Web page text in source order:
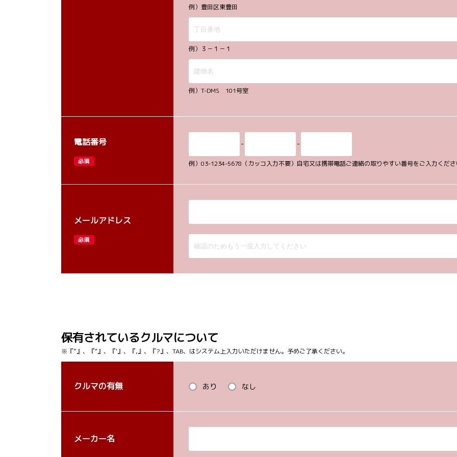
例）豊田区東豊田
例）３－１－１
例）T-DMS 101号室
電話番号
必須
- -
例）03-1234-5678（カッコ入力不要）自宅又は携帯電話ご連絡の取りやすい番号をご入力くだ
メールアドレス
必須
保有されているクルマについて
※『”』、『"』、『'』、『,』、『?』、TAB、はシステム上入力いただけません。予めご了承ください。
クルマの有無 あり なし
メーカー名